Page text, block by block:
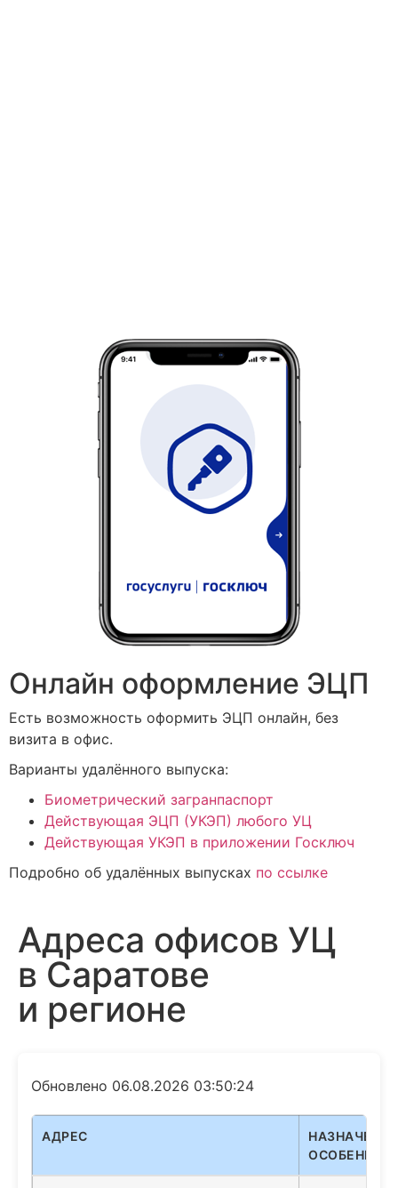
Онлайн оформление ЭЦП
Есть возможность оформить ЭЦП онлайн, без
визита в офис.
Варианты удалённого выпуска:
Биометрический загранпаспорт
Действующая ЭЦП (УКЭП) любого УЦ
Действующая УКЭП в приложении Госключ
Подробно об удалённых выпусках по ссылке
Адреса офисов УЦ
в Саратове
и регионе
Обновлено 06.08.2026 03:50:24
АДРЕС